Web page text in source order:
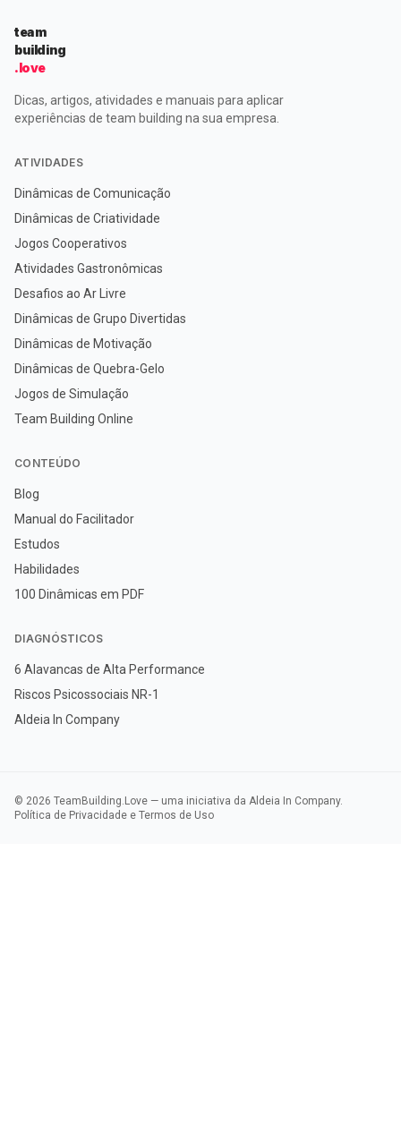
team
building
.love
Dicas, artigos, atividades e manuais para aplicar
experiências de team building na sua empresa.
ATIVIDADES
Dinâmicas de Comunicação
Dinâmicas de Criatividade
Jogos Cooperativos
Atividades Gastronômicas
Desafios ao Ar Livre
Dinâmicas de Grupo Divertidas
Dinâmicas de Motivação
Dinâmicas de Quebra-Gelo
Jogos de Simulação
Team Building Online
CONTEÚDO
Blog
Manual do Facilitador
Estudos
Habilidades
100 Dinâmicas em PDF
DIAGNÓSTICOS
6 Alavancas de Alta Performance
Riscos Psicossociais NR-1
Aldeia In Company
© 2026 TeamBuilding.Love — uma iniciativa da Aldeia In Company.
Política de Privacidade e Termos de Uso